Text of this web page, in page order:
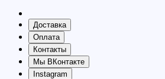
Доставка
Оплата
Контакты
Мы ВКонтакте
Instagram